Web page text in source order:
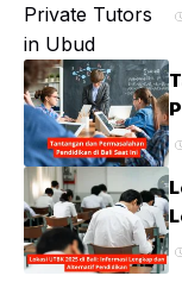
岛英语家教能够根
加具有针对性。 例
另一些学生则需要
求调整课程内容，
习兴趣。 更重要的
立即修正错误表达
同样影响英语进步
响成果的重要因素